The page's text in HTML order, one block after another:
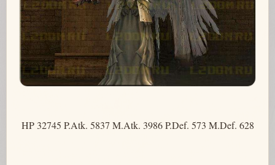
HP 32745 P.Atk. 5837 M.Atk. 3986 P.Def. 573 M.Def. 628